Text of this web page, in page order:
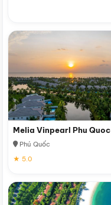
Melia Vinpearl Phu Quoc
Phú Quốc
★ 5.0